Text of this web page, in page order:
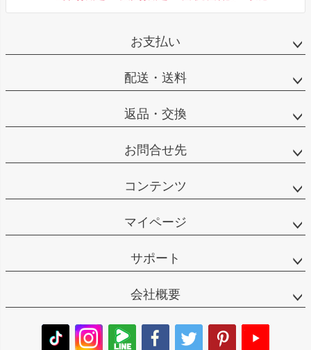
お支払い
配送・送料
返品・交換
お問合せ先
コンテンツ
マイページ
サポート
会社概要